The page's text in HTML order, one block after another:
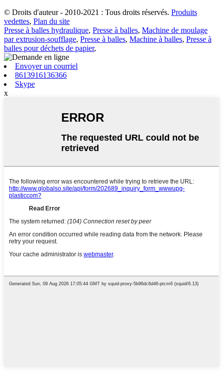
© Droits d'auteur - 2010-2021 : Tous droits réservés. Produits
vedettes, Plan du site
Presse à balles hydraulique, Presse à balles, Machine de moulage
par extrusion-soufflage, Presse à balles, Machine à balles, Presse à
balles pour déchets de papier,
Envoyer un courriel
8613916136366
Skype
x